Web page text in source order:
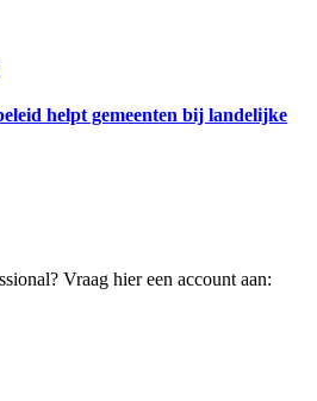
helpt gemeenten bij landelijke
Vraag hier een account aan: